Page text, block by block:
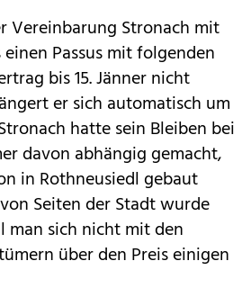
Vereinbarung Stronach mit
Passus mit folgenden
bis 15. Jänner nicht
er sich automatisch um
hatte sein Bleiben bei
davon abhängig gemacht,
in Rothneusiedl gebaut
Seiten der Stadt wurde
man sich nicht mit den
über den Preis einigen